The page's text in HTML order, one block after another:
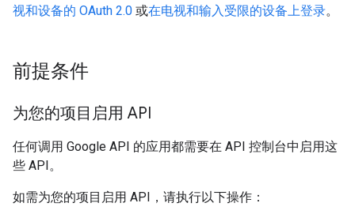
视和设备的 OAuth 2.0 或在电视和输入受限的设备上登录。
前提条件
为您的项目启用 API
任何调用 Google API 的应用都需要在 API 控制台中启用这
些 API。
如需为您的项目启用 API，请执行以下操作：